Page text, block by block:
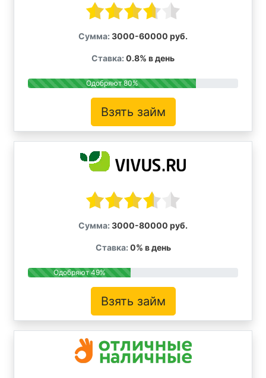
Сумма: 3000-60000 руб.
Ставка: 0.8% в день
Одобряют 80%
Взять займ
Сумма: 3000-80000 руб.
Ставка: 0% в день
Одобряют 49%
Взять займ